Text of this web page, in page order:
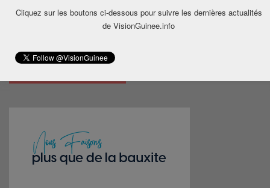
Cliquez sur les boutons ci-dessous pour suivre les dernières actualités
de VisionGuinee.info